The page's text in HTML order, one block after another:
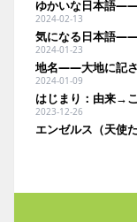
2024-02-13
2024-01-23
2024-01-09
2023-12-26